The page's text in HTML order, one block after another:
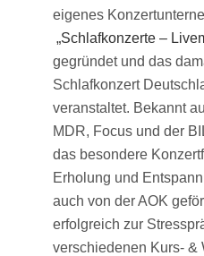
eigenes
„Schlafkonzerte –
gegründet und das
Schlafkonzert
veranstaltet. Bekannt
MDR, Focus und der
das besondere
Erholung und
auch von der AOK
erfolgreich zur
verschiedenen Kurs- &